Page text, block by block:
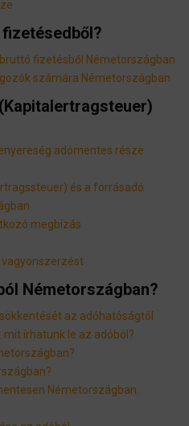
fizetésből Németországban
számára Németországban
adómentes része
és a forrásadó
megbízás
Németországban?
az adóhatóságtól
írhatunk le az adóból?
Németországban.